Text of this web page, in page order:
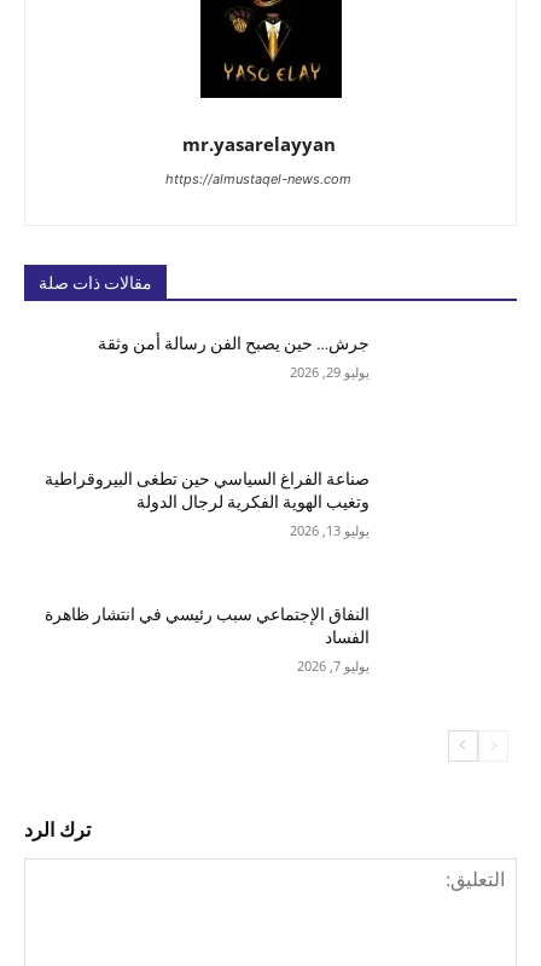
mr.yasarelayyan
https://almustaqel-news.com
مقالات ذات صلة
جرش… حين يصبح الفن رسالة أمن وثقة
يوليو 29, 2026
صناعة الفراغ السياسي حين تطغى البيروقراطية
وتغيب الهوية الفكرية لرجال الدولة
يوليو 13, 2026
النفاق الإجتماعي سبب رئيسي في انتشار ظاهرة
الفساد
يوليو 7, 2026
ترك الرد